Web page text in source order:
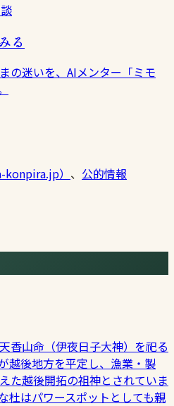
る
の迷いを、AIメンター「ミモ
） 、 公的情報
香山命（伊夜日子大神）を祀る
越後地方を平定し、漁業・製
た越後開拓の祖神とされていま
杜はパワースポットとしても親